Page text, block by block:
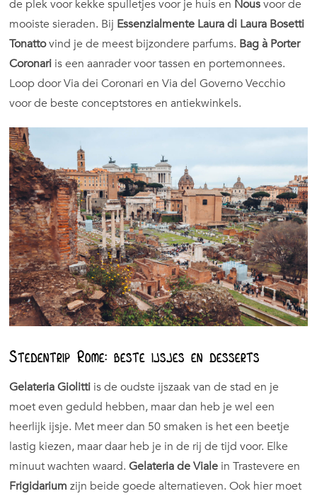
de plek voor kekke spulletjes voor je huis en Nousvoor de
mooiste sieraden. Bij Essenzialmente Laura di Laura Bosetti
Tonattovind je de meest bijzondere parfums. Bag à Porter
Coronari is een aanrader voor tassen en portemonnees.
Loop door Via dei Coronari en Via del Governo Vecchio
voor de beste conceptstores en antiekwinkels.
Stedentrip Rome: beste ijsjes en desserts
Gelateria Giolitti is de oudste ijszaak van de stad en je
moet even geduld hebben, maar dan heb je wel een
heerlijk ijsje. Met meer dan 50 smaken is het een beetje
lastig kiezen, maar daar heb je in de rij de tijd voor. Elke
minuut wachten waard.Gelateria de Viale in Trastevere en
Frigidarium zijn beide goede alternatieven. Ook hier moet